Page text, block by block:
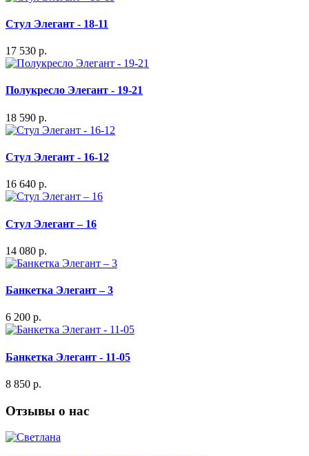
Стул Элегант - 18-11
17 530 р.
Полукресло Элегант - 19-21
18 590 р.
Стул Элегант - 16-12
16 640 р.
Стул Элегант – 16
14 080 р.
Банкетка Элегант – 3
6 200 р.
Банкетка Элегант - 11-05
8 850 р.
Отзывы о нас